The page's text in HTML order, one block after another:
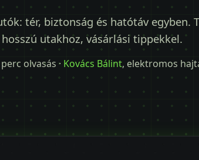
tér, biztonság és hatótáv egyben.
utakhoz, vásárlási tippekkel.
perc olvasás · Kovács Bálint, elektromos